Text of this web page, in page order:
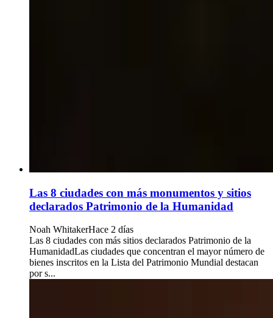
Las 8 ciudades con más monumentos y sitios
declarados Patrimonio de la Humanidad
Noah WhitakerHace 2 días
Las 8 ciudades con más sitios declarados Patrimonio de la
HumanidadLas ciudades que concentran el mayor número de
bienes inscritos en la Lista del Patrimonio Mundial destacan
por s...